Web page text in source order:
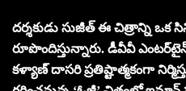
దర్శకుడు సుజీత్ ఈ చిత్రాన్ని
రూపొందిస్తున్నారు. డీవీవీ
కళ్యాణ్ దాసరి ప్రతిష్టాత్మకంగా